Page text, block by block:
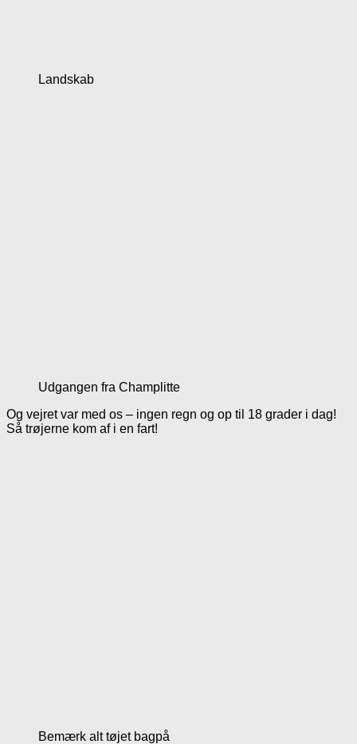
Landskab
Udgangen fra Champlitte
Og vejret var med os – ingen regn og op til 18 grader i dag!
Så trøjerne kom af i en fart!
Bemærk alt tøjet bagpå